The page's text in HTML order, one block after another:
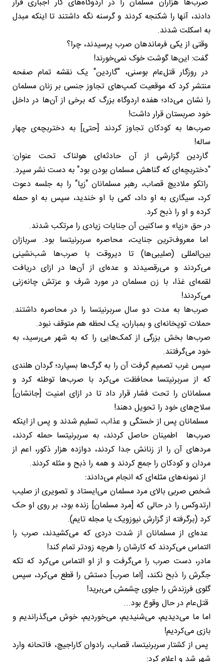
دادند، آنها را شکنجه کردند و گرسنه نگه داشتند تا اینکه مبدل
به اسکلت شدند.
وقتی از یکی فرماندهان صرب پرسیدند، چرا؟
گفت: این‌ها گوشت خوک نمی‌خورند!
در روزگار قتل‌عام بوسنی، "گاردین" یک نقشه تمام صفحه
منتشر کرد که موقعیت کمپ‌های تجاوز جنسی بر زنان مسلمان
را نشان می‌داد؛ هفده اردوگاه بزرگ که برخی از آن‌ها در داخل
خود صربستان قرار داشت!
صرب‌ها به کودکان تجاوز کردند [حتی] به دختربچه‌ی چهار
ساله!
گاردین گزارشی از آن حادثه‌ای هولناک تحت عنوان:
"دختربچه‌ای که گناهش مسلمان بودن بود" به دست نشر سپرد.
راتکو ملادیچ قصاب، رهبر مسلمانان "زپا" را به جلسه دعوت
کرد، سیگاری به او داد، کمی با او خندید، سپس به او حمله
کرده و او را ذبح کرد.
در حق «زپا» و ساکنین آن جنایات زیادی را مرتکب شدند.
اما معروف‌ترین جنایت، محاصره سربرنیتسا بود. سربازان
بین‌المللی (صلیبی‌ها) تا دیروقت با صرب‌ها شب‌نشینی
می‌کردند و می‌رقصیدند و عده‌ای از آن‌ها در ازای دریافت
لقمه‌ای غذا، با زن مسلمان در مورد شرف و عزتش چانه‌زنی
می‌کردند!
صرب‌ها به مدت دو سال سربرنیتسا را در محاصره داشتند.
حملات توپخانه‌ای و بمباران، یک لحظه هم متوقف نبود.
صرب‌ها بخش بزرگی از کمک‌هایی را که به شهر می‌رسید، به
خود می‌گرفتند.
سپس غرب تصمیم گرفت آن را به گرگ‌ها بسپارد؛ گردان هلندی
که از سربرنیتسا محافظت می‌کرد با صرب‌ها توطئه کرد و
مسلمانان را تحت فشار قرار داد تا در ازای امنیت [جانشان]
سلاح‌های خود را تحویل دهند!
مسلمانان پس از خستگی و عذاب، تسلیم شدند و پس از اینکه
صرب‌ها اطمینان حاصل کردند، به سربرنیتسا حمله کردند،
مردهای آن را از زنانش جدا کردند، دوازده هزار ذکور، اعم از
مردان و کودکان را جمع کردند و همه را ذبح و مثله کردند.
از نمونه‌های مثله‌ای که انجام می‌دادند:
شخص صربی بالای مرد مسلمان می‌ایستاد و تصویری از صلیب
ارتدوکس را در حالی که [مرد مسلمان] زنده بود، بر روی او حک
کرد (برگرفته از گزارش نیوزویک یا مجله تایم).
عده‌ای از مسلمانان از شدت دردی که می‌کشیدند، صرب را
التماس می‌کردند که کارشان را هرچه زودتر تمام کند!
مادر، دست صرب را می‌گرفت و از او التماس می‌کرد که تکه
جگرش را ذبح نکند، [اما صرب] دستش را قطع می‌کرد، سپس
گلوی فرزندش را جلوی چشمش می‌برید!
قتل‌عام در حال وقوع بود...
اما ما می‌دیدیم، می‌شنیدیم، می‌خوردیم، خوش می‌گذراندیم و
بازی می‌کردیم!
پس از کشتار سربرنیتسا، قصاب، رادوان کاراجیچ، فاتحانه وارد
شهر شد و اعلام کرد: